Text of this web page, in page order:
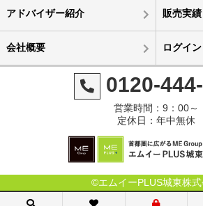
アドバイザー紹介 販売実績
会社概要 ログイン
0120-
営業時間：9：00～
定休日：年中無休
©エムイーPLUS城東株式